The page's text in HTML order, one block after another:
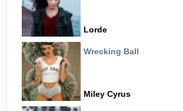
Lorde
Wrecking Ball
Miley Cyrus